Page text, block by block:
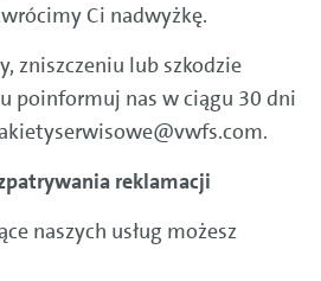
Ci nadwyżkę.
zniszczeniu lub szkodzie
poinformuj nas w ciągu 30 dni
reklamacji
naszych usług możesz